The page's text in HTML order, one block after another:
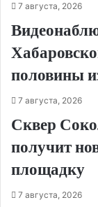
7 августа, 2026
половины
7 августа, 2026
Сквер
получит
площадку
7 августа, 2026